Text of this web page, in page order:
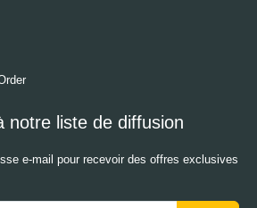
notre liste de diffusion
e-mail pour recevoir des offres exclusives